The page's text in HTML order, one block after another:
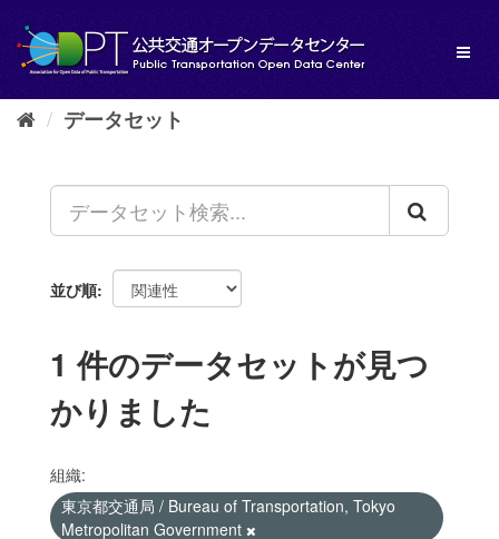
し
データセット
並び順
1 件のデータセットが見つ
かりました
組織:
東京都交通局 / Bureau of Transportation, Tokyo
Metropolitan Government